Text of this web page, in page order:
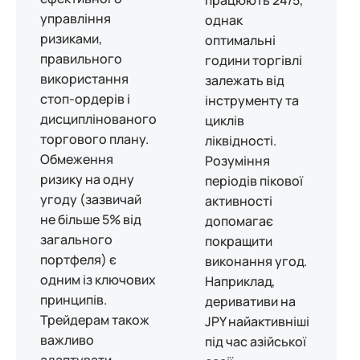
управління
ризиками,
правильного
використання
стоп-ордерів і
дисциплінованого
торгового плану.
Обмеження
ризику на одну
угоду (зазвичай
не більше 5% від
загального
портфеля) є
одним із ключових
принципів.
Трейдерам також
важливо
однак
оптимальні
години торгівлі
залежать від
інструменту та
циклів
ліквідності.
Розуміння
періодів пікової
активності
допомагає
покращити
виконання угод.
Наприклад,
деривативи на
JPY найактивніші
під час азійської